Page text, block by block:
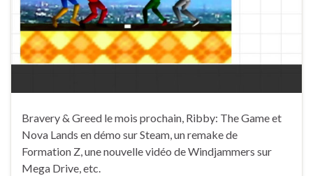
Bravery & Greed le mois prochain, Ribby: The Game et
Nova Lands en démo sur Steam, un remake de
Formation Z, une nouvelle vidéo de Windjammers sur
Mega Drive, etc.